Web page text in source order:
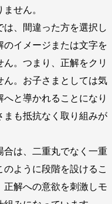
せん。
、間違った方を選択し
イメージまたは文字を
。つまり、正解をクリ
ん。お子さまとしては気
と導かれることになり
まも抵抗なく取り組みが
は、二重丸でなく一重
ように段階を設けるこ
正解への意欲を刺激しモ